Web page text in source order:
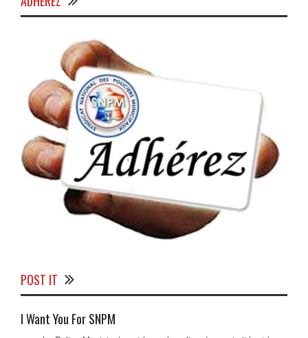
POST IT
I Want You For SNPM